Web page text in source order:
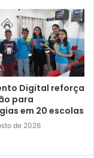
castrações
Entre janeiro e
Digital reforça
para
em 20 escolas
de 2026